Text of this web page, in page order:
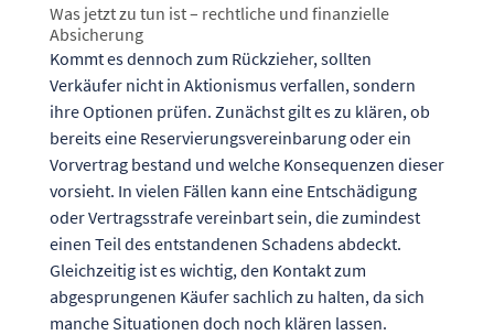
Was jetzt zu tun ist – rechtliche und finanzielle
Absicherung
Kommt es dennoch zum Rückzieher, sollten
Verkäufer nicht in Aktionismus verfallen, sondern
ihre Optionen prüfen. Zunächst gilt es zu klären, ob
bereits eine Reservierungsvereinbarung oder ein
Vorvertrag bestand und welche Konsequenzen dieser
vorsieht. In vielen Fällen kann eine Entschädigung
oder Vertragsstrafe vereinbart sein, die zumindest
einen Teil des entstandenen Schadens abdeckt.
Gleichzeitig ist es wichtig, den Kontakt zum
abgesprungenen Käufer sachlich zu halten, da sich
manche Situationen doch noch klären lassen.